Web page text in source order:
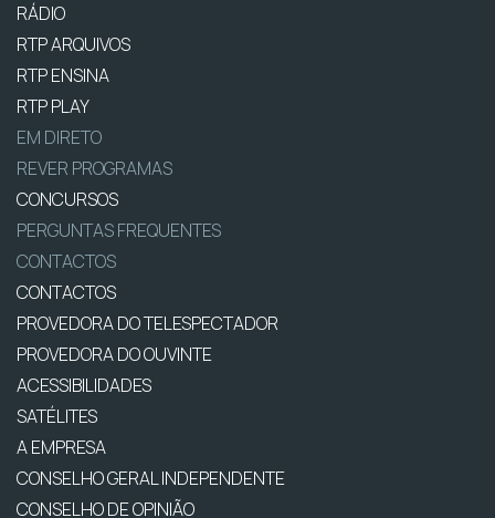
RÁDIO
RTP ARQUIVOS
RTP ENSINA
RTP PLAY
EM DIRETO
REVER PROGRAMAS
CONCURSOS
PERGUNTAS FREQUENTES
CONTACTOS
CONTACTOS
PROVEDORA DO TELESPECTADOR
PROVEDORA DO OUVINTE
ACESSIBILIDADES
SATÉLITES
A EMPRESA
CONSELHO GERAL INDEPENDENTE
CONSELHO DE OPINIÃO